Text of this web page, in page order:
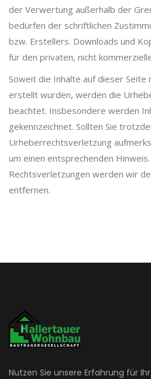
der Verwertung außerhalb der
bedürfen der schriftlichen
bzw. Erstellers. Downloads und
für den privaten, nicht
Soweit die Inhalte auf dieser
erstellt wurden, werden die
beachtet. Insbesondere werden
gekennzeichnet. Sollten Sie
Urheberrechtsverletzung
um einen entsprechenden
Rechtsverletzungen werden wir
entfernen.
Nutzen Sie unsere Erfahrung für